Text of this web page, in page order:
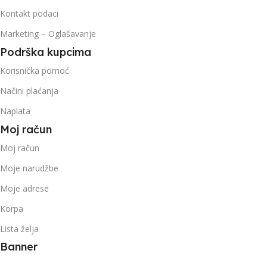
Kontakt podaci
Marketing – Oglašavanje
Podrška kupcima
Korisnička pomoć
Načini plaćanja
Naplata
Moj račun
Moj račun
Moje narudžbe
Moje adrese
Korpa
Lista želja
Banner